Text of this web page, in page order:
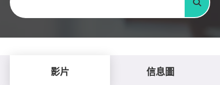
搜尋
影片 信息圖